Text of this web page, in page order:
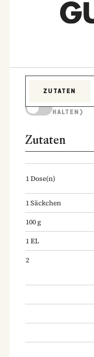
ZUTATEN
HALTEN)
Zutaten
1Dose(n)
1Säckchen
100g
1EL
2